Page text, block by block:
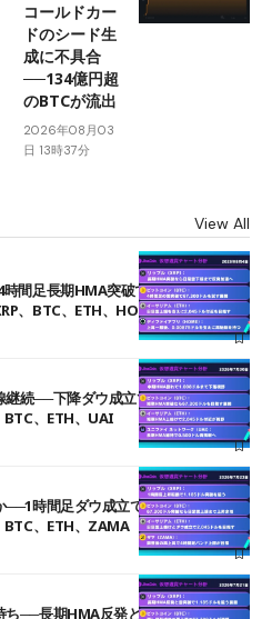
コールドカー
ドのシード生
成に不具合
──134億円超
のBTCが流出
2026年08月03
日 13時37分
View All
間足長期HMA突破で雲下端を目指す
、BTC、ETH、HOME
継続──下降ダウ成立で下値追う展開
BTC、ETH、UAI
──1時間足ダウ成立で1.185ドルを狙う
BTC、ETH、ZAMA
ち──長期HMA反発と雲上抜けが買い